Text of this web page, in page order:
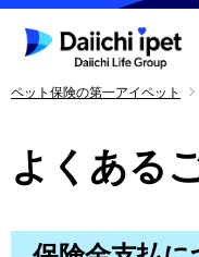
ペット保険の第一アイペット
よくある